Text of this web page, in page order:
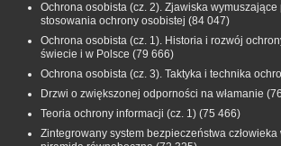
Ochrona osobista (cz. 2). Zjawiska wymuszające
stosowania ochrony osobistej (84 047)
Ochrona osobista (cz. 1). Historia i rozwój
świecie i w Polsce (79 666)
Ochrona osobista (cz. 3). Taktyka i technika
Drzwi o zwiększonej odporności na włamanie
Teoria ochrony informacji (cz. 1) (75 466)
Zintegrowany system bezpieczeństwa człowieka